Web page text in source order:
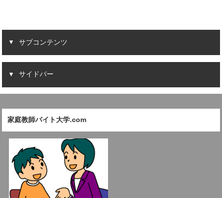
サブコンテンツ
サイドバー
家庭教師バイト大学.com